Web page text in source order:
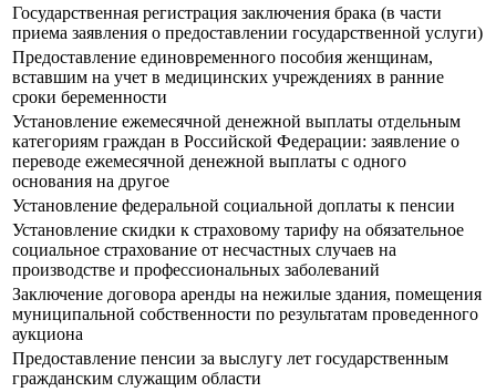
Государственная регистрация заключения брака (в части
приема заявления о предоставлении государственной услуги)
Предоставление единовременного пособия женщинам,
вставшим на учет в медицинских учреждениях в ранние
сроки беременности
Установление ежемесячной денежной выплаты отдельным
категориям граждан в Российской Федерации: заявление о
переводе ежемесячной денежной выплаты с одного
основания на другое
Установление федеральной социальной доплаты к пенсии
Установление скидки к страховому тарифу на обязательное
социальное страхование от несчастных случаев на
производстве и профессиональных заболеваний
Заключение договора аренды на нежилые здания, помещения
муниципальной собственности по результатам проведенного
аукциона
Предоставление пенсии за выслугу лет государственным
гражданским служащим области